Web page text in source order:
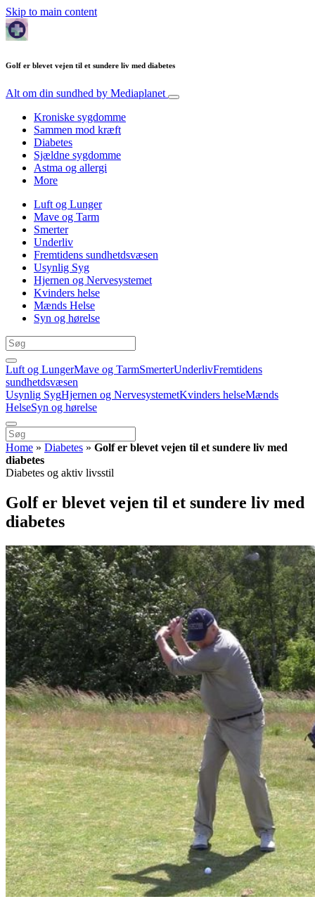
Skip to main content
Golf er blevet vejen til et sundere liv med diabetes
Alt om din sundhed by Mediaplanet
Kroniske sygdomme
Sammen mod kræft
Diabetes
Sjældne sygdomme
Astma og allergi
More
Luft og Lunger
Mave og Tarm
Smerter
Underliv
Fremtidens sundhetdsvæsen
Usynlig Syg
Hjernen og Nervesystemet
Kvinders helse
Mænds Helse
Syn og hørelse
Luft og LungerMave og TarmSmerterUnderlivFremtidens
sundhetdsvæsen
Usynlig SygHjernen og NervesystemetKvinders helseMænds
HelseSyn og hørelse
Home » Diabetes » Golf er blevet vejen til et sundere liv med
diabetes
Diabetes og aktiv livsstil
Golf er blevet vejen til et sundere liv med
diabetes